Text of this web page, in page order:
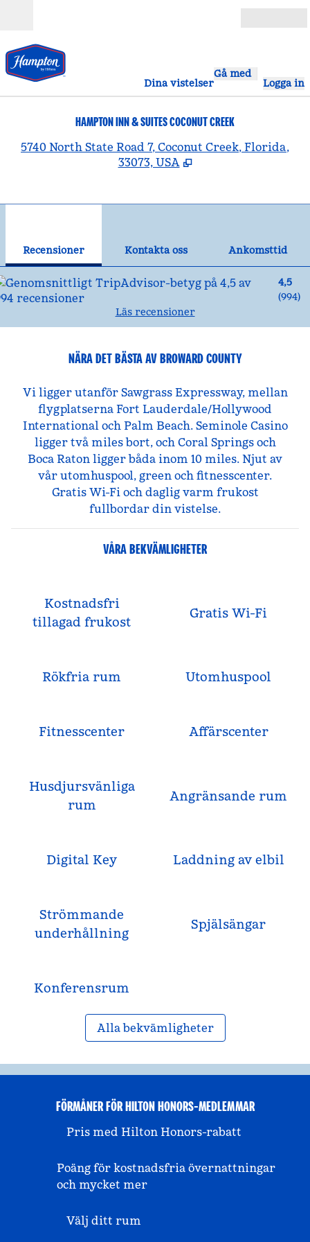
Dina vistelser
Gå med
Logga in
HAMPTON INN & SUITES COCONUT CREEK
5740 North State Road 7, Coconut Creek, Florida,
33073, USA
Recensioner Kontakta oss
Ankomsttid
4,5
(994)
Läs recensioner
NÄRA DET BÄSTA AV BROWARD COUNTY
Vi ligger utanför Sawgrass Expressway, mellan
flygplatserna Fort Lauderdale/Hollywood
International och Palm Beach. Seminole Casino
ligger två miles bort, och Coral Springs och
Boca Raton ligger båda inom 10 miles. Njut av
vår utomhuspool, green och fitnesscenter.
Gratis Wi-Fi och daglig varm frukost
fullbordar din vistelse.
VÅRA BEKVÄMLIGHETER
Kostnadsfri
tillagad frukost
Gratis Wi-Fi
Rökfria rum Utomhuspool
Fitnesscenter Affärscenter
Husdjursvänliga
rum
Angränsande rum
Digital Key Laddning av elbil
Strömmande
underhållning
Spjälsängar
Konferensrum
Alla bekvämligheter
FÖRMÅNER FÖR HILTON HONORS-MEDLEMMAR
Pris med Hilton Honors-rabatt
Poäng för kostnadsfria övernattningar
och mycket mer
Välj ditt rum